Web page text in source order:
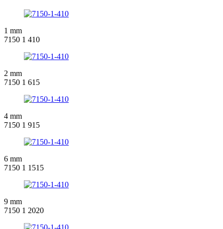
1 mm
7150 1 410
2 mm
7150 1 615
4 mm
7150 1 915
6 mm
7150 1 1515
9 mm
7150 1 2020